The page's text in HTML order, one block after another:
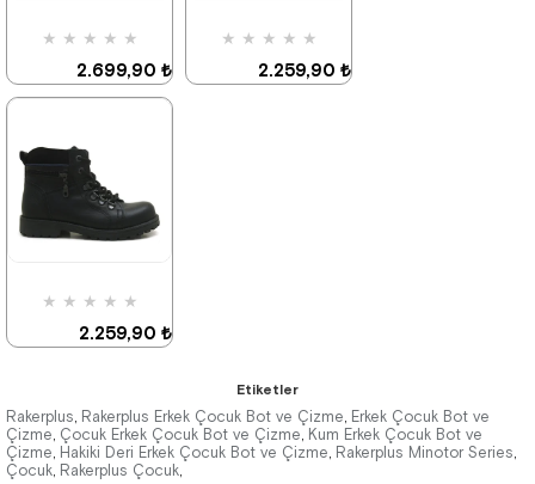
★ ★ ★ ★ ★
2.699,90 ₺
4.629,90 ₺
%42İndirim
★ ★ ★ ★ ★
2.259,90 ₺
★ ★ ★ ★ ★
2.259,90 ₺
%42İndirim
Ücretsiz
Kargo
Tükeniyor
Etiketler
Rakerplus, Rakerplus Erkek Çocuk Bot ve Çizme, Erkek Çocuk Bot ve
Çizme, Çocuk Erkek Çocuk Bot ve Çizme, Kum Erkek Çocuk Bot ve
Çizme, Hakiki Deri Erkek Çocuk Bot ve Çizme, Rakerplus Minotor Series,
Çocuk, Rakerplus Çocuk,